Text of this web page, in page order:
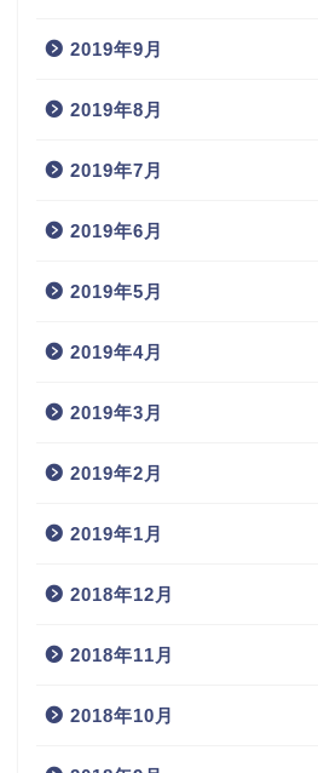
2019年9月
2019年8月
2019年7月
2019年6月
2019年5月
2019年4月
2019年3月
2019年2月
2019年1月
2018年12月
2018年11月
2018年10月